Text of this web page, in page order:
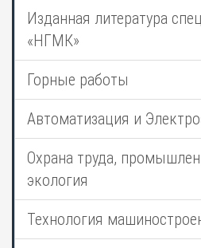
Изданная литература
«НГМК»
Горные работы
Автоматизация и
Охрана труда,
экология
Технология